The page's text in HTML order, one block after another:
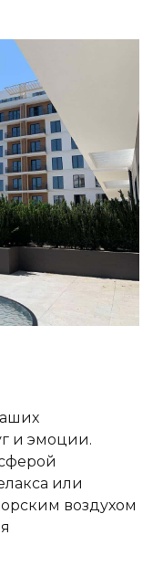
и эмоции.
или
воздухом